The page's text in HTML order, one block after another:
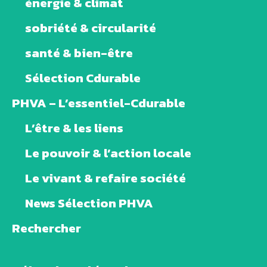
sobriété & circularité
santé & bien-être
Sélection Cdurable
PHVA – L’essentiel-Cdurable
L’être & les liens
Le pouvoir & l’action locale
Le vivant & refaire société
News Sélection PHVA
Rechercher